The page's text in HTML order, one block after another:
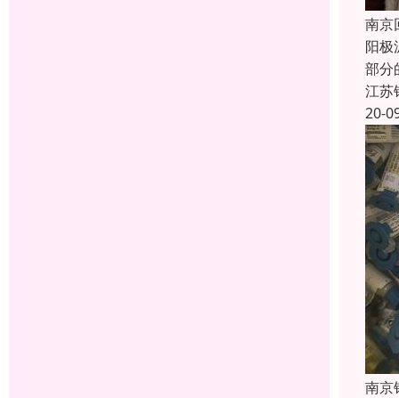
南京
阳极
部分
江苏
20-
南京